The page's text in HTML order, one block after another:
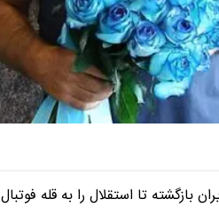
بازگشته تا استقلال را به قله